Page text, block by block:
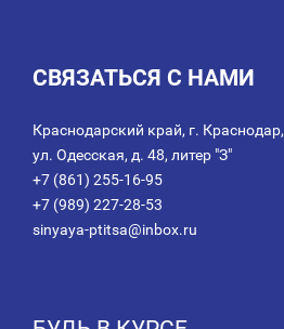
СВЯЗАТЬСЯ С НАМИ
Краснодарский край, г. Краснодар,
ул. Одесская, д. 48, литер "З"
+7 (861) 255-16-95
+7 (989) 227-28-53
sinyaya-ptitsa@inbox.ru